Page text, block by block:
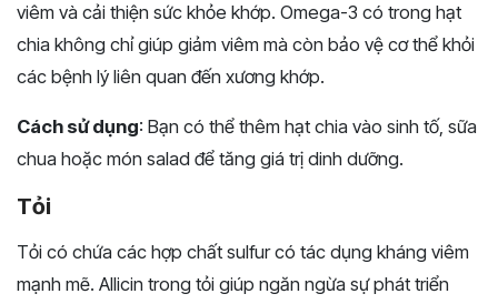
viêm và cải thiện sức khỏe khớp. Omega-3 có trong hạt
chia không chỉ giúp giảm viêm mà còn bảo vệ cơ thể khỏi
các bệnh lý liên quan đến xương khớp.
Cách sử dụng: Bạn có thể thêm hạt chia vào sinh tố, sữa
chua hoặc món salad để tăng giá trị dinh dưỡng.
Tỏi
Tỏi có chứa các hợp chất sulfur có tác dụng kháng viêm
mạnh mẽ. Allicin trong tỏi giúp ngăn ngừa sự phát triển